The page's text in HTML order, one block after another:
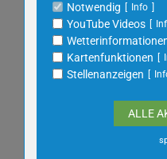
2 Parkplätze mit 90
Parkhaus “Galerie am
Busparkplätze
Name
Anbieter
Zweck
Speichert
bezüglich
dywc
1 Jahr
Notwendig Info
YouTube Videos
Kartenfunktionen
Stellenanzeigen
ALLE